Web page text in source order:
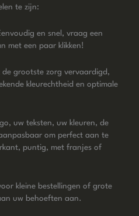
te zijn:
en snel, vraag een
met een paar klikken!
grootste zorg vervaardigd,
kleurechtheid en optimale
uw teksten, uw kleuren, de
om perfect aan te
puntig, met franjes of
kleine bestellingen of grote
uw behoeften aan.